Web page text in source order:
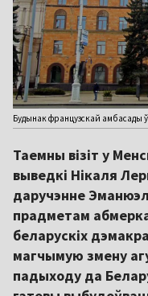
Будынак французскай амбасады
Таемны візіт у
выведкі Нікаля
даручэнне
прадметам
беларускіх
магчымую змену
падыходу да